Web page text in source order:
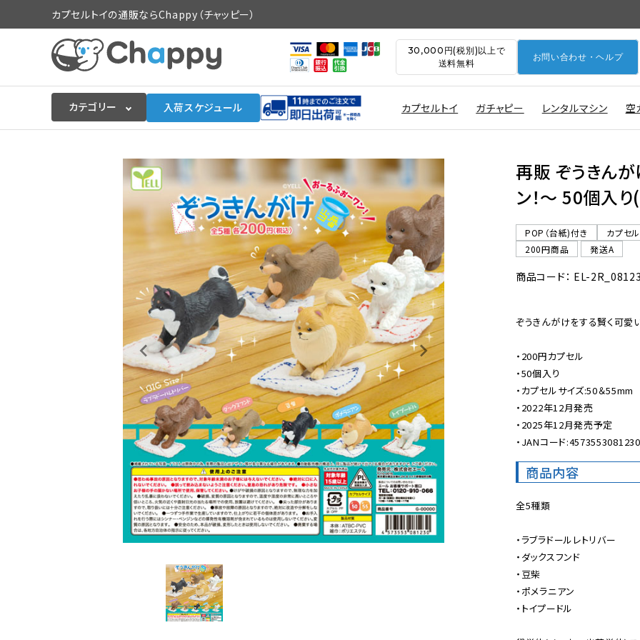
カプセルトイの通販ならChappy（チャッピー）
30,000円(税別)以上で
送料無料
お問い合わせ・ヘルプ
カテゴリー 入荷スケジュール カプセルトイ ガチャピー レンタルマシン 空
入荷スケジュールをチェック
カプセルトイマシン本体
販促用空カプセル
景品・玩具・文具
販促用カプセルトイ
よくあるご質問
ご利用ガイド
06-6282-7659
再販 ぞうきん
ン！〜 50個入
POP（台紙)付き
カプセ
200円商品
発送A
商品コード： EL-
ぞうきんがけをする賢く可愛
・200円カプセル
・50個入り
・カプセルサイズ:50＆55mm
・2022年12月発売
・2025年12月発売予定
・JANコード:4573553081230
商品内容
全5種類
・ラブラドールレトリバー
・ダックスフンド
・豆柴
・ポメラニアン
・トイプードル